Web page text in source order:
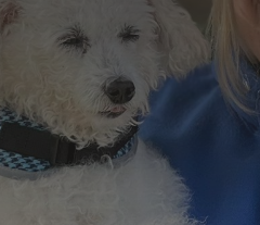
Formulário